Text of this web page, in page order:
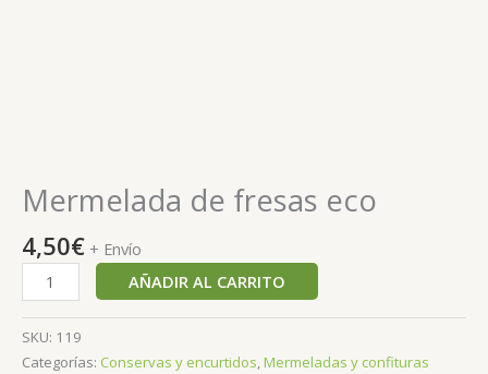
Mermelada de fresas eco
4,50€ + Envío
AÑADIR AL CARRITO
SKU: 119
Categorías: Conservas y encurtidos,Mermeladas y confituras